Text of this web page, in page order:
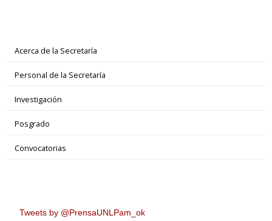
Acerca de la Secretaría
Personal de la Secretaría
Investigación
Posgrado
Convocatorias
Tweets by @PrensaUNLPam_ok